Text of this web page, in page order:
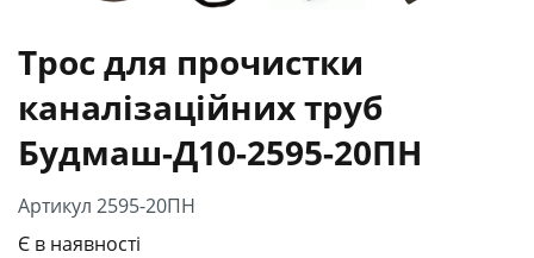
Трос для прочистки
каналізаційних труб
Будмаш-Д10-2595-20ПН
Артикул 2595-20ПН
Є в наявності